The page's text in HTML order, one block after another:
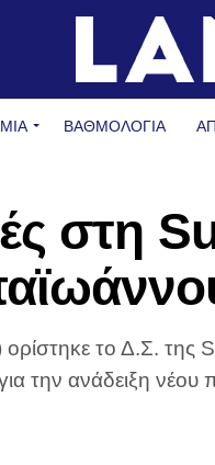
ΒΑΘΜΟΛΟΓΙΑ
στη
το Δ.Σ.
την ανάδειξη